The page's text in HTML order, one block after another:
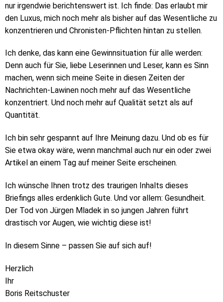
nur irgendwie berichtenswert ist. Ich finde: Das erlaubt mir
den Luxus, mich noch mehr als bisher auf das Wesentliche zu
konzentrieren und Chronisten-Pflichten hintan zu stellen.
Ich denke, das kann eine Gewinnsituation für alle werden:
Denn auch für Sie, liebe Leserinnen und Leser, kann es Sinn
machen, wenn sich meine Seite in diesen Zeiten der
Nachrichten-Lawinen noch mehr auf das Wesentliche
konzentriert. Und noch mehr auf Qualität setzt als auf
Quantität.
Ich bin sehr gespannt auf Ihre Meinung dazu. Und ob es für
Sie etwa okay wäre, wenn manchmal auch nur ein oder zwei
Artikel an einem Tag auf meiner Seite erscheinen.
Ich wünsche Ihnen trotz des traurigen Inhalts dieses
Briefings alles erdenklich Gute. Und vor allem: Gesundheit.
Der Tod von Jürgen Mladek in so jungen Jahren führt
drastisch vor Augen, wie wichtig diese ist!
In diesem Sinne – passen Sie auf sich auf!
Herzlich
Ihr
Boris Reitschuster